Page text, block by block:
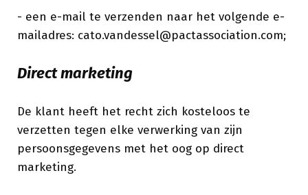
- een e-mail te verzenden naar het volgende e-
mailadres: cato.vandessel@pactassociation.com;
Direct marketing
De klant heeft het recht zich kosteloos te
verzetten tegen elke verwerking van zijn
persoonsgegevens met het oog op direct
marketing.